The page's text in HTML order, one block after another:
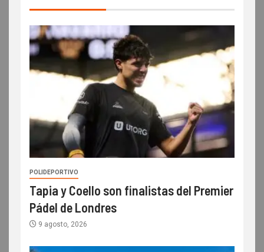
POLIDEPORTIVO
Tapia y Coello son finalistas del Premier
Pádel de Londres
9 agosto, 2026